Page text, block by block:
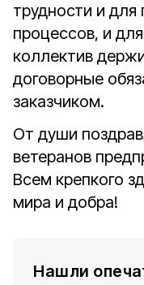
трудности и для
процессов, и
коллектив
договорные
заказчиком.
От души
ветеранов
Всем крепкого
мира и добра!
Нашли